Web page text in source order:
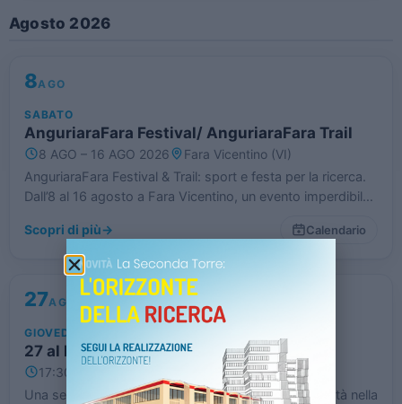
Agosto 2026
8AGO
SABATO
AnguriaraFara Festival/ AnguriaraFara Trail
8 AGO – 16 AGO 2026 Fara Vicentino (VI)
AnguriaraFara Festival & Trail: sport e festa per la ricerca.
Dall’8 al 16 agosto a Fara Vicentino, un evento imperdibile
speranza!
Scopri di più→ Calendario
27AGO
GIOVEDÌ
27 al Ristoro
17:30 – 23:00
Una serata speciale di musica, buon cibo e solidarietà nella